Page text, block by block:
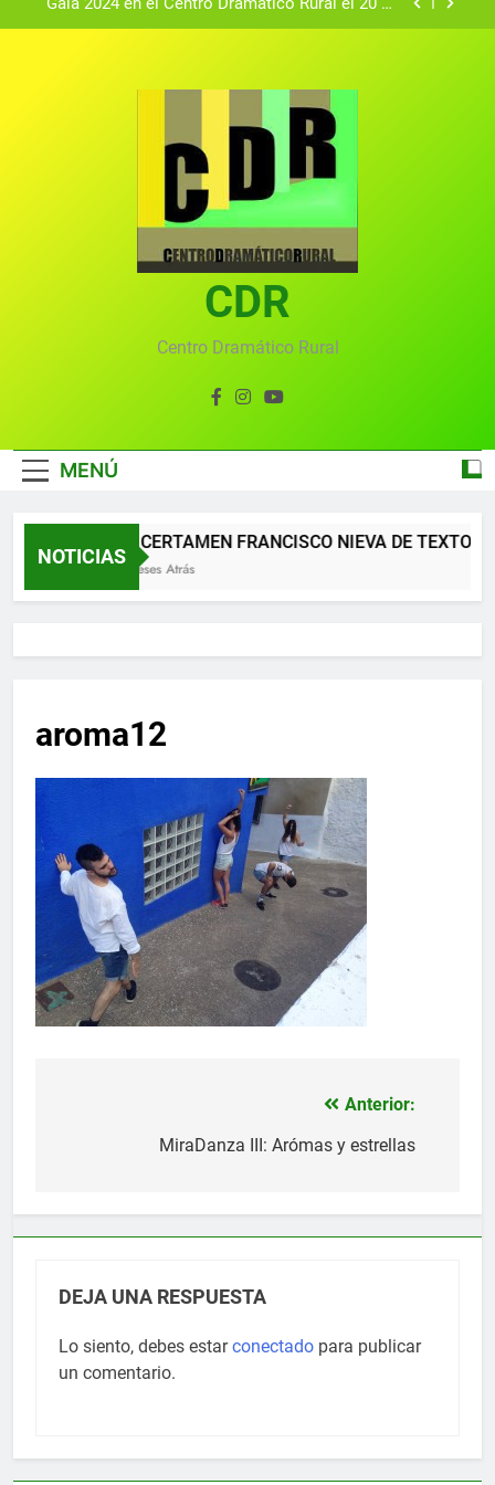
Gala 2024 en el Centro Dramático Rural el 20 de
convocado por el Centro Dramático Rural de Mira
(Cuenca)
Gala anual virtual del Centro Dramático Rural de
Gala del Centro Dramático Rural 2025
Gala 2024 en el Centro Dramático Rural el 20 de
Textos seleccionados en el VI Certamen
Francisco Nieva de piezas breves teatrales
convocado por el Centro Dramático Rural de Mira
Gala anual virtual del Centro Dramático Rural de
CDR
Centro Dramático Rural
MENÚ
NOTICIAS
XII CERTAMEN FRANCISCO NIEVA DE TEXTOS
2 Meses Atrás
aroma12
Anterior:
MiraDanza III: Arómas y estrellas
DEJA UNA RESPUESTA
Lo siento, debes estarconectado para publicar
un comentario.